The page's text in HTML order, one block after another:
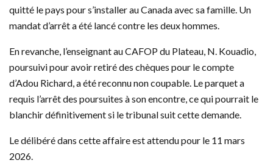
quitté le pays pour s’installer au Canada avec sa famille. Un
mandat d’arrêt a été lancé contre les deux hommes.
En revanche, l’enseignant au CAFOP du Plateau, N. Kouadio,
poursuivi pour avoir retiré des chèques pour le compte
d’Adou Richard, a été reconnu non coupable. Le parquet a
requis l’arrêt des poursuites à son encontre, ce qui pourrait le
blanchir définitivement si le tribunal suit cette demande.
Le délibéré dans cette affaire est attendu pour le 11 mars
2026.